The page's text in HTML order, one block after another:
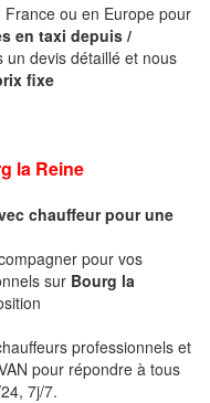
ou en Europe pour
en taxi depuis /
un devis détaillé et nous
fixe
la Reine
chauffeur pour une
pour vos
sur Bourg la
professionnels et
pour répondre à tous
7j/7.